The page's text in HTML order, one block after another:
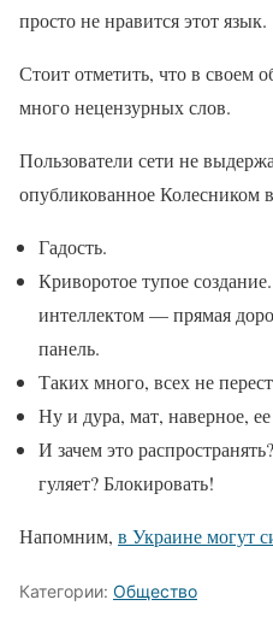
просто не нравится этот язык.
Стоит отметить, что в своем
много нецензурных слов.
Пользователи сети не
опубликованное Колесником
Гадость.
Криворотое тупое
интеллектом — прямая
панель.
Таких много, всех не
Ну и дура, мат, наверное,
И зачем это
гуляет? Блокировать!
Напомним, в Украине могут
Категории: Общество